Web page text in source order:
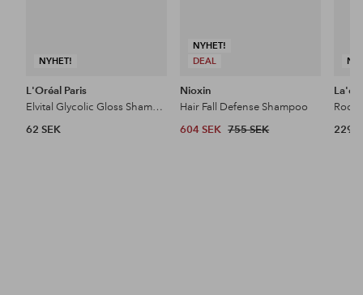
NYHET!
L'Oréal Paris
Elvital Glycolic Gloss Shampoo For Dull Hair
62 SEK
NYHET!
DEAL
Nioxin
Hair Fall Defense Shampoo
604 SEK 755 SEK 229